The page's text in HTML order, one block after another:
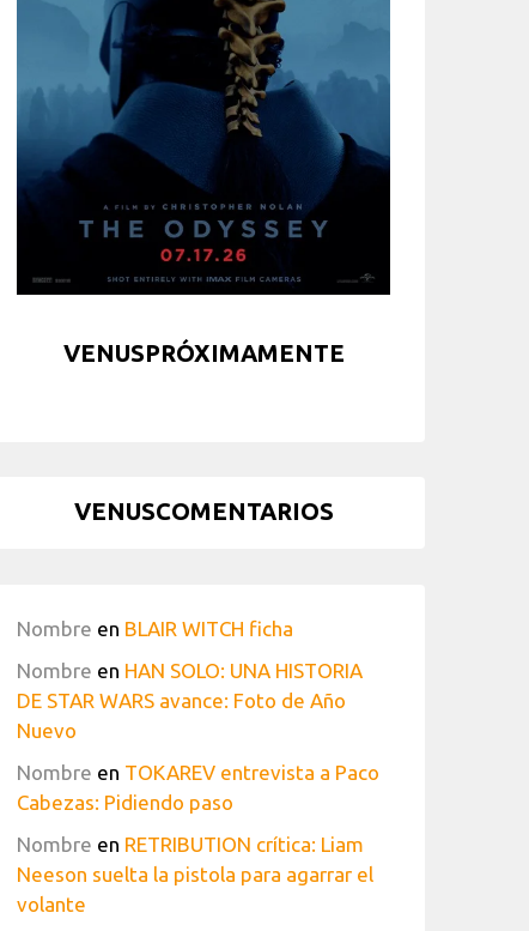
VENUSPRÓXIMAMENTE
VENUSCOMENTARIOS
Nombre en BLAIR WITCH ficha
Nombre en HAN SOLO: UNA HISTORIA
DE STAR WARS avance: Foto de Año
Nuevo
Nombre en TOKAREV entrevista a Paco
Cabezas: Pidiendo paso
Nombre en RETRIBUTION crítica: Liam
Neeson suelta la pistola para agarrar el
volante